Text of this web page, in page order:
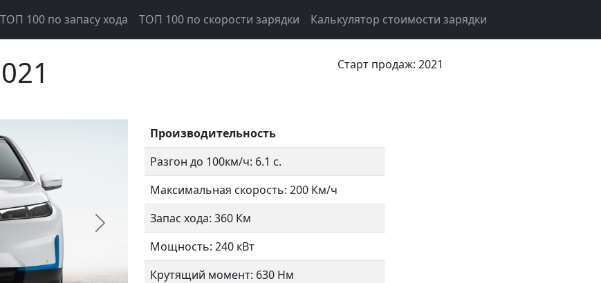
ТОП 100 по запасу хода ТОП 100 по скорости зарядки Калькулятор стоимости зарядки
Старт продаж: 2021
Следующий
Производительность
Разгон до 100км/ч: 6.1 с.
Максимальная скорость: 200 Км/ч
Запас хода: 360 Км
Мощность: 240 кВт
Крутящий момент: 630 Нм